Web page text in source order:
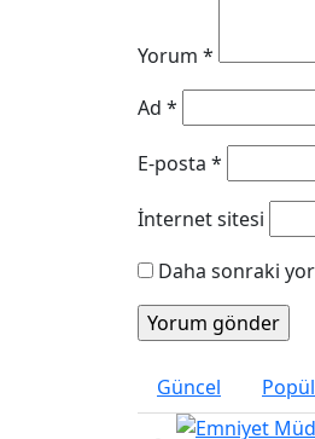
Yorum *
Ad *
E-posta *
İnternet sitesi
Daha sonraki
Güncel